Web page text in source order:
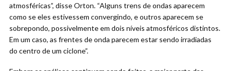
atmosféricas”, disse Orton. “Alguns trens de ondas aparecem
como se eles estivessem convergindo, e outros aparecem se
sobrepondo, possivelmente em dois níveis atmosféricos distintos.
Em um caso, as frentes de onda parecem estar sendo irradiadas
do centro de um ciclone”.